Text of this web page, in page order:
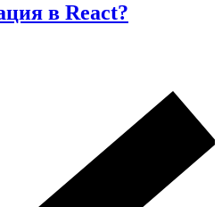
в React?